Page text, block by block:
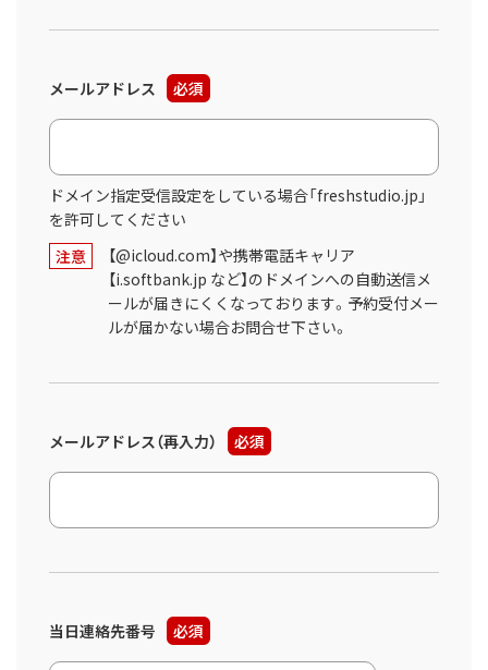
メールアドレス 必須
ドメイン指定受信設定をしている場合「freshstudio.jp」
を許可してください
注意
【@icloud.com】や携帯電話キャリア
【i.softbank.jp など】のドメインへの自動送信メ
ールが届きにくくなっております。予約受付メー
ルが届かない場合お問合せ下さい。
メールアドレス（再入力） 必須
当日連絡先番号 必須